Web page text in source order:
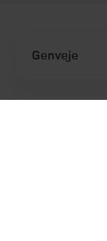
Genveje